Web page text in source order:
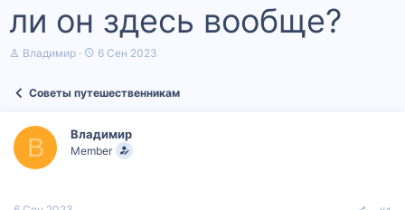
ли он здесь вообще?
А
т
м
ы
Владимир
Д
а
ч
а
6 Сен 2023
Советы путешественникам
В Владимир
Member